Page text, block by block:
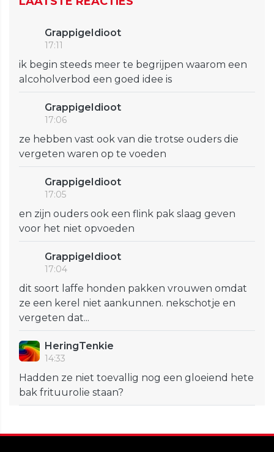
GrappigeIdioot
17:11
ik begin steeds meer te begrijpen waarom een
alcoholverbod een goed idee is
GrappigeIdioot
17:06
ze hebben vast ook van die trotse ouders die
vergeten waren op te voeden
GrappigeIdioot
17:05
en zijn ouders ook een flink pak slaag geven
voor het niet opvoeden
GrappigeIdioot
17:04
dit soort laffe honden pakken vrouwen omdat
ze een kerel niet aankunnen. nekschotje en
vergeten dat...
HeringTenkie
14:33
Hadden ze niet toevallig nog een gloeiend hete
bak frituurolie staan?